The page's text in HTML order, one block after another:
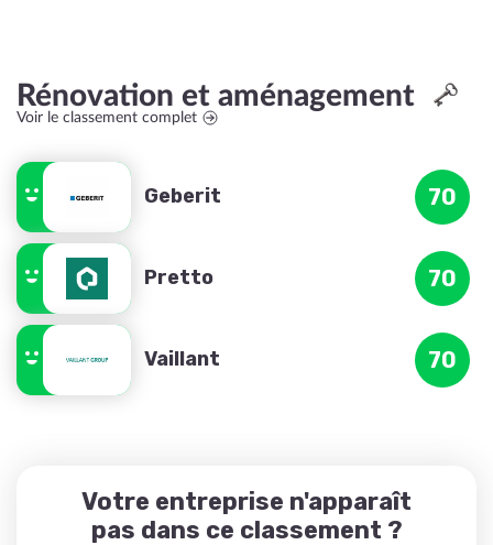
Rénovation et aménagement
Voir le classement complet
Geberit 70
Pretto 70
Vaillant 70
Votre entreprise n'apparaît
pas dans ce classement ?